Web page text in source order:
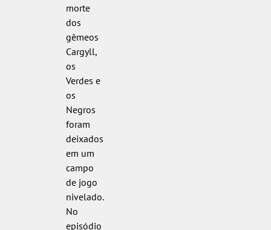
morte
dos
gêmeos
Cargyll,
os
Verdes e
os
Negros
foram
deixados
em um
campo
de jogo
nivelado.
No
episódio